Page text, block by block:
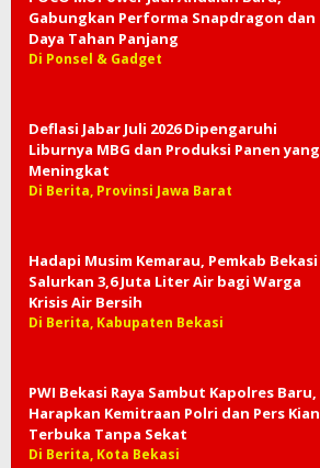
Gabungkan Performa Snapdragon dan
Daya Tahan Panjang
Di Ponsel & Gadget
Deflasi Jabar Juli 2026 Dipengaruhi
Liburnya MBG dan Produksi Panen yang
Meningkat
Di Berita, Provinsi Jawa Barat
Hadapi Musim Kemarau, Pemkab Bekasi
Salurkan 3,6 Juta Liter Air bagi Warga
Krisis Air Bersih
Di Berita, Kabupaten Bekasi
PWI Bekasi Raya Sambut Kapolres Baru,
Harapkan Kemitraan Polri dan Pers Kian
Terbuka Tanpa Sekat
Di Berita, Kota Bekasi